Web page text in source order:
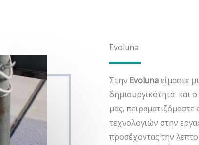
Evoluna
Στην Evolunaείμαστε
δημιουργικότητα και
μας,
τεχνολογιών στην
προσέχοντας την